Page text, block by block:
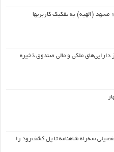
دارایی‌های ملکی و مالی صندوق ذخیره
سه‌راه شاهنامه تا پل کشف‌رود را